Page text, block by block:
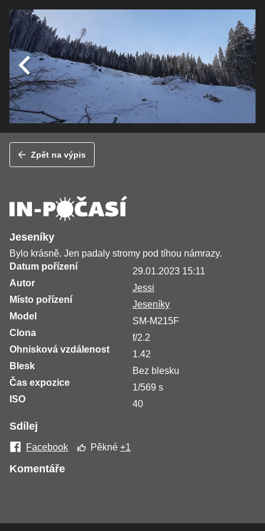
Zpět na výpis
Jeseníky
Bylo krásně. Jen padaly stromy pod tíhou námrazy.
Datum pořízení
29.01.2023 15:11
Autor
Jessi
Místo pořízení
Jeseníky
Model
SM-M215F
Clona
f/2.2
Ohnisková vzdálenost
1.42
Blesk
Bez blesku
Čas expozice
1/569 s
ISO
40
Sdílej
Facebook Pěkné+1
Komentáře